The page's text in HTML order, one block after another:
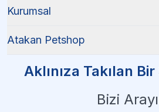
Kurumsal
Atakan Petshop
Aklınıza Takılan
Bizi